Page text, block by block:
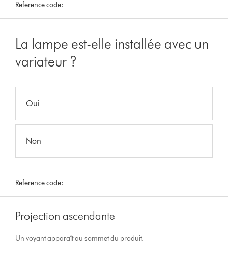
Reference code:
La lampe est-elle installée avec un
variateur ?
Oui
Non
Reference code:
Projection ascendante
Un voyant apparaît au sommet du produit.